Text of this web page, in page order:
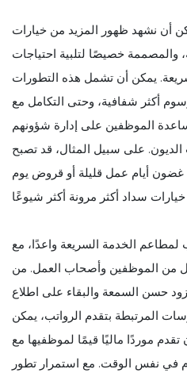
أن نشهد ظهور المزيد من خيارات
والمصممة خصيصًا لتلبية احتياجات
يمكن أن تشمل هذه التطورات
أكثر شفافية، وحتى التكامل مع
الموظفين على إدارة شؤونهم
على سبيل المثال، قد تصبح
أيام عمل قليلة أو قروض يوم
الخدمة السريعة واعدًا، مع
من الموظفين وأصحاب العمل. من
حسن السمعة والبقاء على اطلاع
المرتبطة بتقدم الرواتب، يمكن
موردًا ماليًا قيمًا لموظفيها مع
في نفس الوقت. مع استمرار تطور